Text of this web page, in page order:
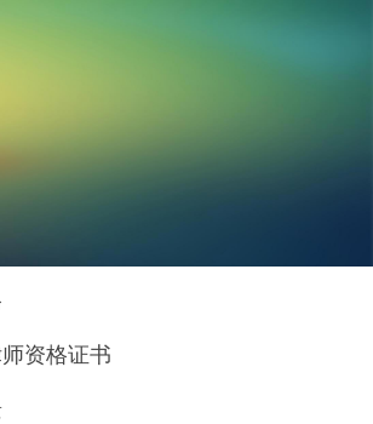
资格证书